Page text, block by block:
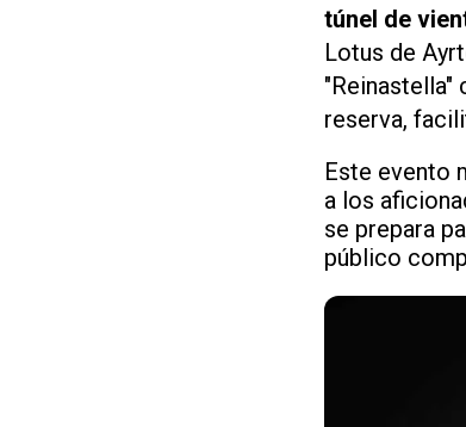
túnel de
Lotus de
"Reinastella"
reserva,
Este evento
a los
se prepara
público